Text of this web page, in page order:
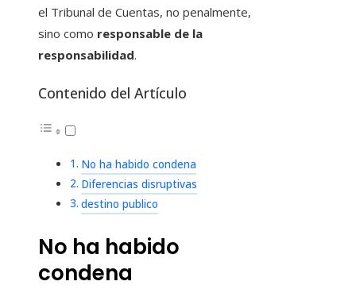
el Tribunal de Cuentas, no penalmente,
sino como responsable de la
responsabilidad.
Contenido del Artículo
No ha habido condena
Diferencias disruptivas
destino publico
No ha habido
condena